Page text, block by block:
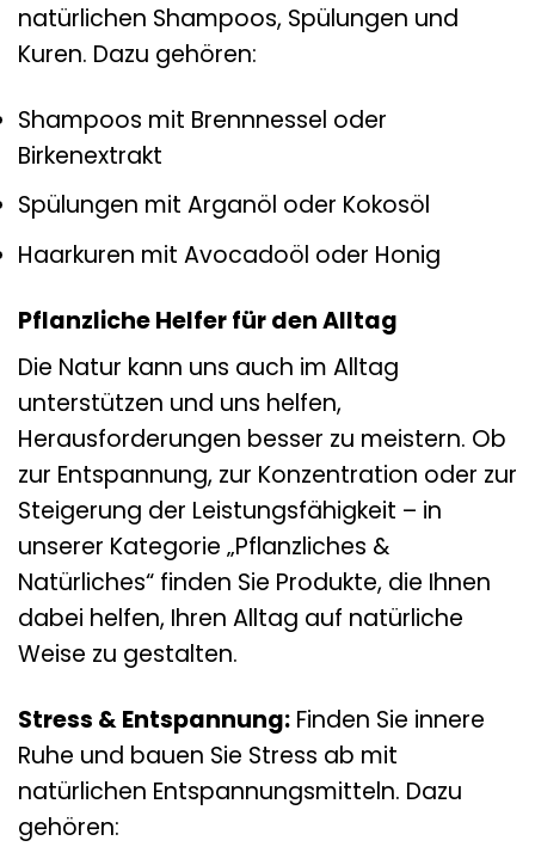
natürlichen Shampoos, Spülungen und
Kuren. Dazu gehören:
Shampoos mit Brennnessel oder
Birkenextrakt
Spülungen mit Arganöl oder Kokosöl
Haarkuren mit Avocadoöl oder Honig
Pflanzliche Helfer für den Alltag
Die Natur kann uns auch im Alltag
unterstützen und uns helfen,
Herausforderungen besser zu meistern. Ob
zur Entspannung, zur Konzentration oder zur
Steigerung der Leistungsfähigkeit – in
unserer Kategorie „Pflanzliches &
Natürliches“ finden Sie Produkte, die Ihnen
dabei helfen, Ihren Alltag auf natürliche
Weise zu gestalten.
Stress & Entspannung: Finden Sie innere
Ruhe und bauen Sie Stress ab mit
natürlichen Entspannungsmitteln. Dazu
gehören: